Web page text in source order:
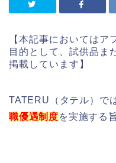
【本記事においてはア
目的として、試供品ま
掲載しています】
TATERU（タテル）で
職優遇制度を実施する